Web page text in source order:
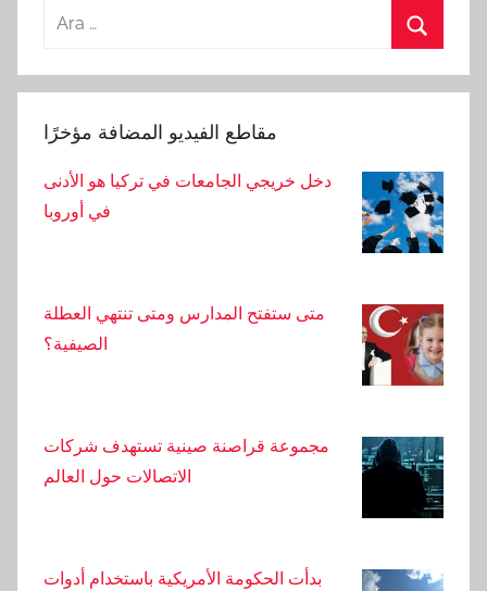
أصيب عامل بجروح خطيرة بعد سقوطه من ارتفاع أثناء
لا يوجد أمطار في أضنة في الأسبوع الأول من شهر
تم الإعلان عن أكثر الأحياء ازدحامًا في أضنة. إليكم هذا
أصدر مكتب محافظ أضنة بيانًا بشأن إطلاق النار في
Arama:
مقاطع الفيديو المضافة مؤخرًا
دخل خريجي الجامعات في تركيا هو الأدنى
في أوروبا
متى ستفتح المدارس ومتى تنتهي العطلة
الصيفية؟
مجموعة قراصنة صينية تستهدف شركات
الاتصالات حول العالم
بدأت الحكومة الأمريكية باستخدام أدوات